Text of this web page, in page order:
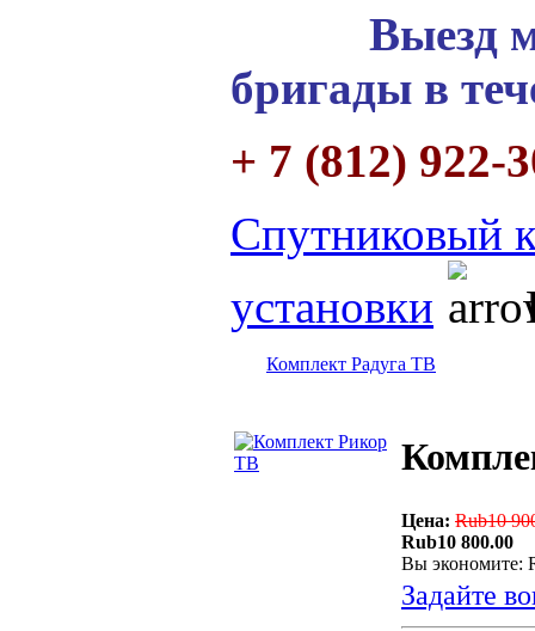
Выезд
бригады в
+ 7 (812) 922-
Спутниковый
установки
Комплект Радуга ТВ
Цена: Rub10
Rub10 800.00
Вы экономите:
Задайте